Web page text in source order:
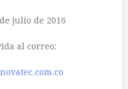
julio de 2016
al correo: